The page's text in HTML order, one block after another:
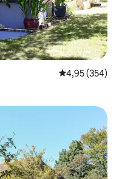
4,95 de uma
4,95 (354)